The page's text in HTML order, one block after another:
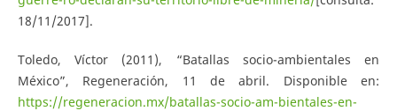
18/11/2017].
Toledo, Víctor (2011), “Batallas socio-ambientales en
México”, Regeneración, 11 de abril. Disponible en:
https://regeneracion.mx/batallas-socio-am-bientales-en-